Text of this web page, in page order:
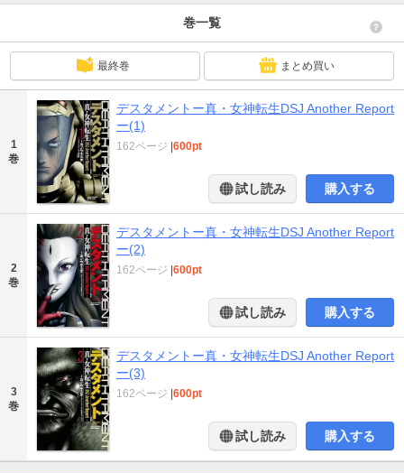
巻一覧
最終巻 まとめ買い
1
巻
デスタメントー真・女神転生DSJ Another Report
ー(1)
162ページ 600pt
試し読み 購入する
2
巻
デスタメントー真・女神転生DSJ Another Report
ー(2)
162ページ 600pt
試し読み 購入する
3
巻
デスタメントー真・女神転生DSJ Another Report
ー(3)
162ページ 600pt
試し読み 購入する